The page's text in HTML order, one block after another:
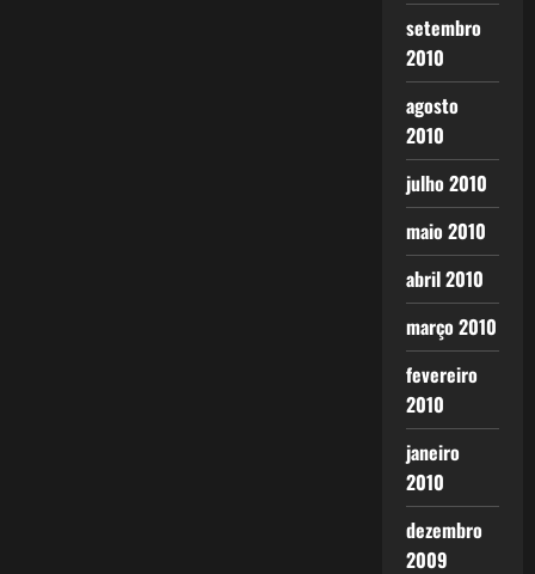
setembro
2010
agosto
2010
julho 2010
maio 2010
abril 2010
março 2010
fevereiro
2010
janeiro
2010
dezembro
2009